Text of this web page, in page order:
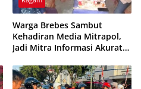
Warga Brebes Sambut
Kehadiran Media Mitrapol,
Jadi Mitra Informasi Akurat